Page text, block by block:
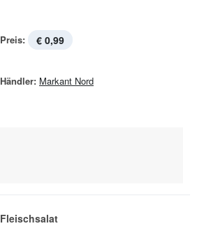
Preis: € 0,99
Händler: Markant Nord
Fleischsalat